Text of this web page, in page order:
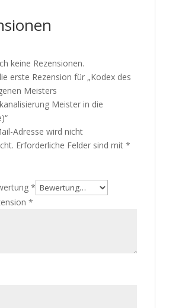
keine Rezensionen.
erste Rezension für „Kodex des
Meisters
Meister in die
Adresse wird nicht
Erforderliche Felder sind mit *
*
*